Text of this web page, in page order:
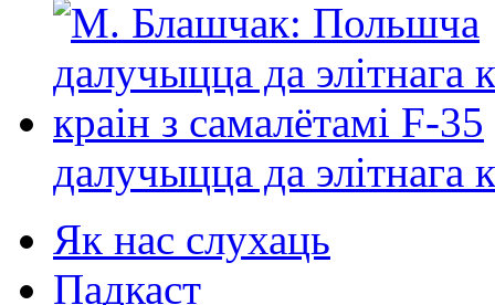
далучыцца да элітнага
Як нас слухаць
Падкаст